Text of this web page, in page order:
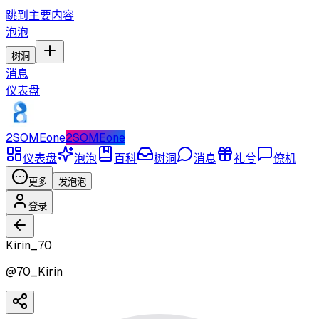
跳到主要内容
泡泡
树洞
消息
仪表盘
2SOMEone2SOMEone
仪表盘
泡泡 百科 树洞 消息 礼兮 僚机
更多 发泡泡
登录
Kirin_70
@70_Kirin